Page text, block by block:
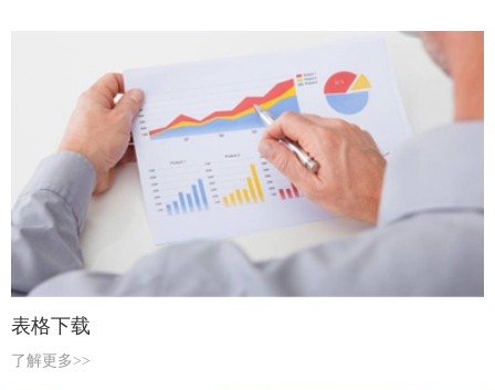
2022-04-13
指定MSCI及货币期货及期权合约交易时段变更 2022-11-18
表格下载
了解更多>>